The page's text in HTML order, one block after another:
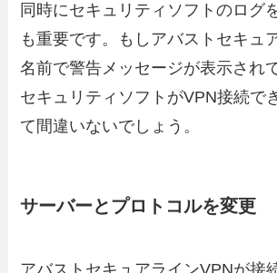
同時にセキュリティソフトのログ
も重要です。もしアバストセキュ
名前で警告メッセージが表示され
セキュリティソフトがVPN接続で
て間違いないでしょう。
サーバーとプロトコルを変更
アバストセキュアラインVPNが接